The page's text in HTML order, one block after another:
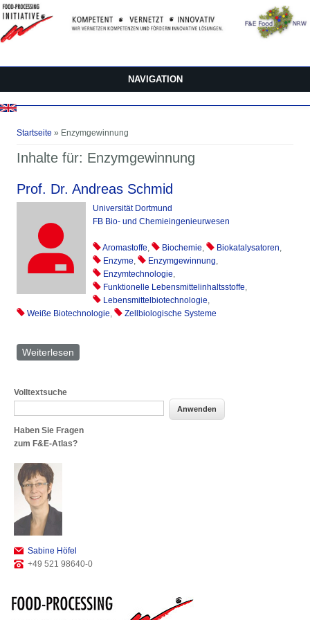
Direkt zum Inhalt
NAVIGATION
Startseite » Enzymgewinnung
Inhalte für: Enzymgewinnung
Prof. Dr. Andreas Schmid
Universität Dortmund
FB Bio- und Chemieingenieurwesen
Aromastoffe, Biochemie, Biokatalysatoren,
Enzyme, Enzymgewinnung,
Enzymtechnologie,
Funktionelle Lebensmittelinhaltsstoffe,
Lebensmittelbiotechnologie,
Weiße Biotechnologie, Zellbiologische Systeme
Weiterlesen
Volltextsuche
Haben Sie Fragen
zum F&E-Atlas?
Sabine Höfel
+49 521 98640-0